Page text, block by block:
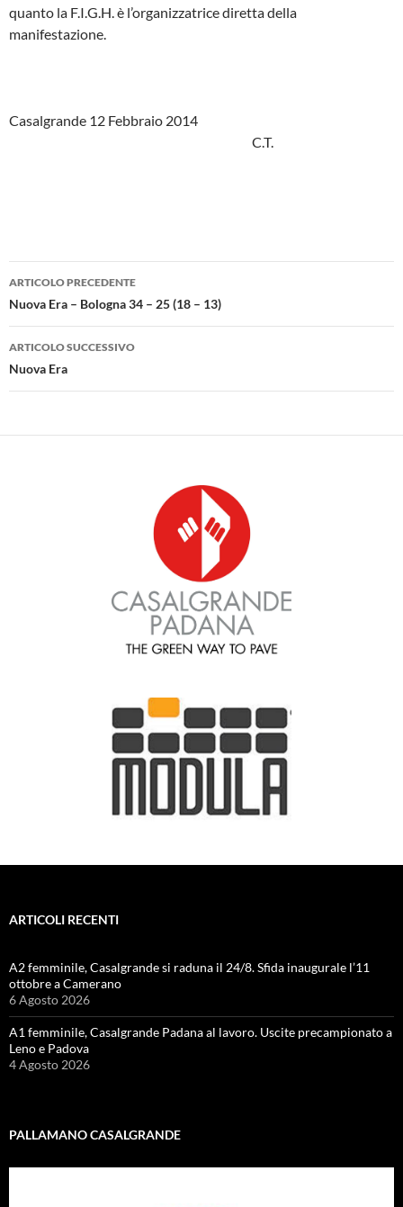
quanto la F.I.G.H. è l’organizzatrice diretta della
manifestazione.
Casalgrande 12 Febbraio 2014
C.T.
Navigazione
articolo
ARTICOLO PRECEDENTE
Nuova Era – Bologna 34 – 25 (18 – 13)
ARTICOLO SUCCESSIVO
Nuova Era
ARTICOLI RECENTI
A2 femminile, Casalgrande si raduna il 24/8. Sfida inaugurale l’11
ottobre a Camerano
6 Agosto 2026
A1 femminile, Casalgrande Padana al lavoro. Uscite precampionato a
Leno e Padova
4 Agosto 2026
PALLAMANO CASALGRANDE